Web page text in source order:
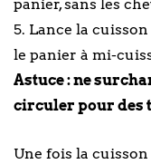
panier, sans les
5. Lance la
le panier à mi-
Astuce : ne
circuler pour des
Une fois la